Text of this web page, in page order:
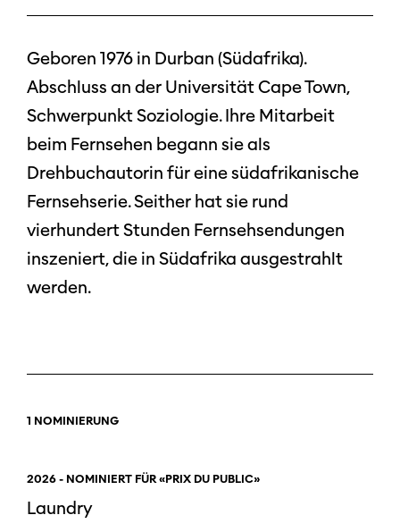
Geboren 1976 in Durban (Südafrika).
Abschluss an der Universität Cape Town,
Schwerpunkt Soziologie. Ihre Mitarbeit
beim Fernsehen begann sie als
Drehbuchautorin für eine südafrikanische
Fernsehserie. Seither hat sie rund
vierhundert Stunden Fernsehsendungen
inszeniert, die in Südafrika ausgestrahlt
werden.
1 NOMINIERUNG
2026 - NOMINIERT FÜR «PRIX DU PUBLIC»
Laundry